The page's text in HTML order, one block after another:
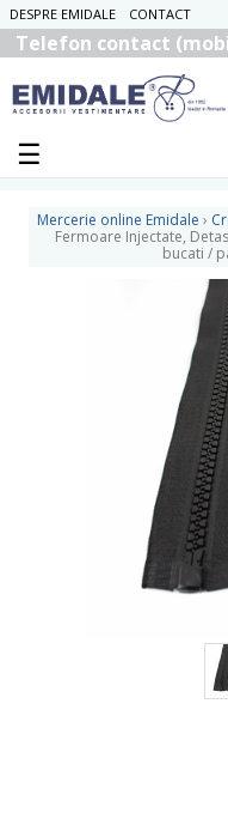
DESPRE EMIDALE CONTACT
Telefon contact
Mercerie online Emidale ›
Fermoare Injectate,
bucati /